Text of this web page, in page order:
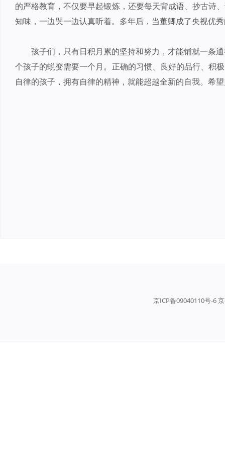
的严格教育，不仅要早起锻炼，还要每天背成语、抄古诗
知味，一边哭一边认真听着。多年后，当董卿成了央视优
孩子们，只有日积月累的坚持和努力，才能铺就一条
个孩子的蜕变需要一个月。正确的习惯、良好的品行、积
自律的孩子，拥有自律的精神，就能超越全新的自我。希
京ICP备09040110号-6